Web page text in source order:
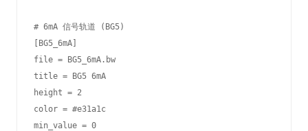
# 6mA 信号轨道 (BG5)
[BG5_6mA]
file = BG5_6mA.bw
title = BG5 6mA
height = 2
color = #e31a1c
min_value = 0